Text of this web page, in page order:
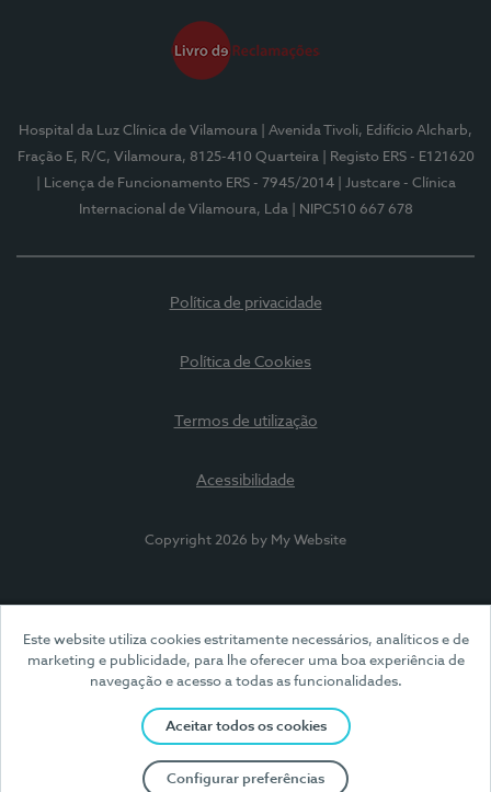
Este website utiliza cookies estritamente necessários, analíticos e de
marketing e publicidade, para lhe oferecer uma boa experiência de
navegação e acesso a todas as funcionalidades.
Aceitar todos os cookies
Configurar preferências
Hospital da Luz Clínica de Vilamoura
| Avenida Tivoli, Edifício Alcharb,
Fração E, R/C, Vilamoura, 8125-410 Quarteira
| Registo ERS - E121620
| Licença de Funcionamento ERS - 7945/2014
| Justcare - Clínica
Internacional de Vilamoura, Lda
| NIPC510 667 678
Política de privacidade
Política de Cookies
Termos de utilização
Acessibilidade
Copyright 2026 by My Website